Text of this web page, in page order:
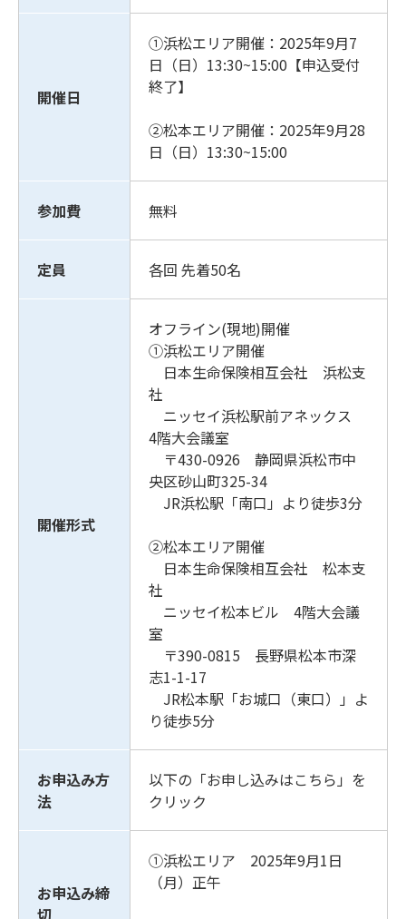
開催日
①浜松エリア開催： 2025年9月7
日（日）13:30~​15:00【申込受付
終了】
②松本エリア開催：2025年9月28
日（日）13:30~15:00
参加費 無料
定員 各回 先着50名
開催形式
オフライン(現地)開催
①浜松エリア開催
日本生命保険相互会社 浜松支
社
ニッセイ浜松駅前アネックス
4階大会議室
〒430-0926 静岡県浜松市中
央区砂山町325-34
JR浜松駅「南口」より徒歩3分
②松本エリア開催
日本生命保険相互会社 松本支
社
ニッセイ松本ビル 4階大会議
室
〒390-0815 長野県松本市深
志1-1-17
JR松本駅「お城口（東口）」よ
り徒歩5分
お申込み方
法
以下の「お申し込みはこちら」を
クリック
お申込み締
切
①浜松エリア 2025年9月1日
（月）正午